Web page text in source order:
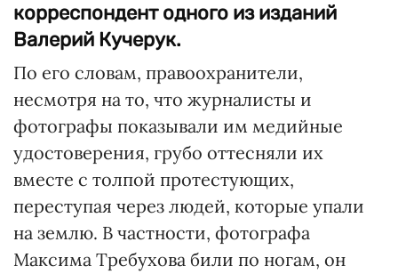
корреспондент одного из изданий
Валерий Кучерук.
По его словам, правоохранители,
несмотря на то, что журналисты и
фотографы показывали им медийные
удостоверения, грубо оттесняли их
вместе с толпой протестующих,
переступая через людей, которые упали
на землю. В частности, фотографа
Максима Требухова били по ногам, он